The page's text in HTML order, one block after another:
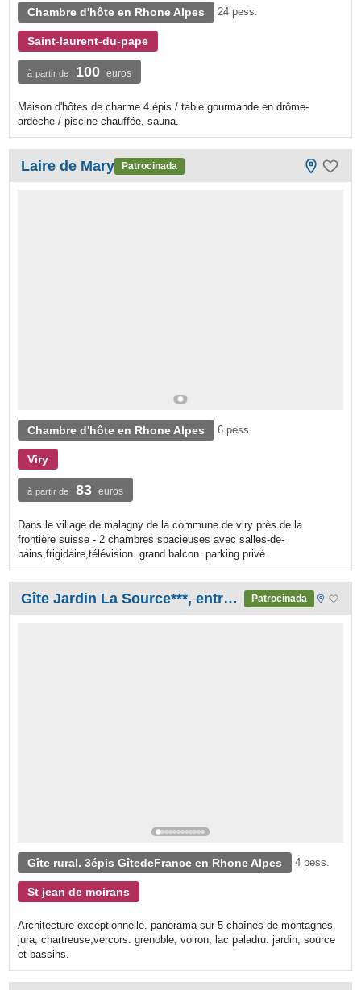
Chambre d'hôte en Rhone Alpes 24 pess.
Saint-laurent-du-pape
à partir de 100 euros
Maison d'hôtes de charme 4 épis / table gourmande en drôme-
ardèche / piscine chauffée, sauna.
Laire de Mary Patrocinada
Chambre d'hôte en Rhone Alpes 6 pess.
Viry
à partir de 83 euros
Dans le village de malagny de la commune de viry près de la
frontière suisse - 2 chambres spacieuses avec salles-de-
bains,frigidaire,télévision. grand balcon. parking privé
Gîte Jardin La Source***, entre Chartreuse et Vercors. Patrocinada
Gîte rural. 3épis GîtedeFrance en Rhone Alpes 4 pess.
St jean de moirans
Architecture exceptionnelle. panorama sur 5 chaînes de montagnes.
jura, chartreuse,vercors. grenoble, voiron, lac paladru. jardin, source
et bassins.